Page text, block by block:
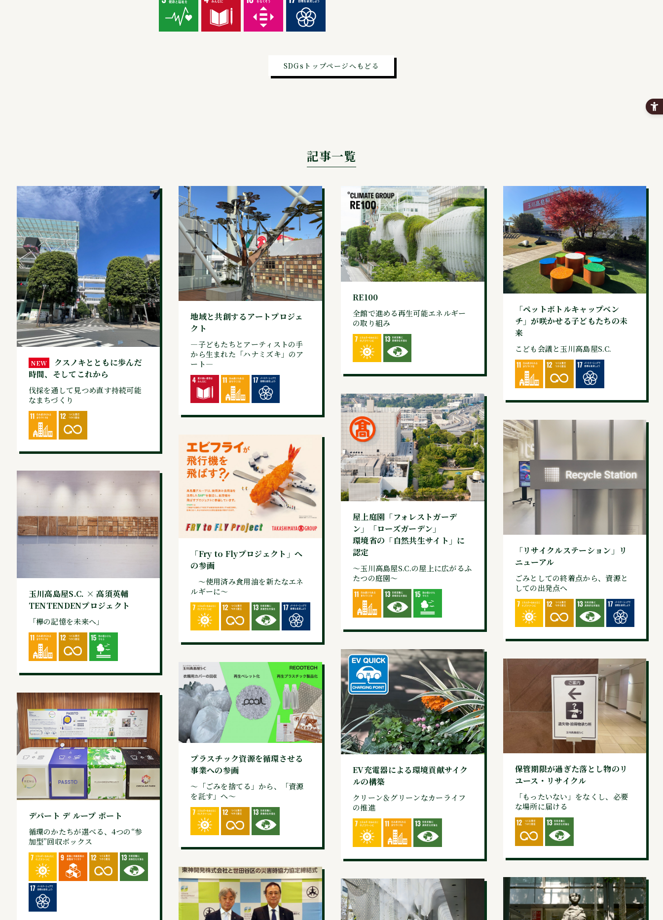
SDGsトップページへもどる
記事一覧
NEW
クスノキとともに歩んだ
時間、そしてこれから
伐採を通して見つめ直す持続可能
なまちづくり
地域と共創するアートプロジェ
クト
—子どもたちとアーティストの手
から生まれた「ハナミズキ」のア
ート—
RE100
全館で進める再生可能エネルギー
の取り組み
「ペットボトルキャップベン
チ」が咲かせる子どもたちの未
来
こども会議と玉川高島屋S.C.
玉川高島屋S.C. × 高須英輔
TENTENDENプロジェクト
「欅の記憶を未来へ」
「Fry to Flyプロジェクト」へ
の参画
～使用済み食用油を新たなエネ
ルギーに～
屋上庭園「フォレストガーデ
ン」「ローズガーデン」
環境省の「自然共生サイト」に
認定
～玉川高島屋S.C.の屋上に広がるふ
たつの庭園～
「リサイクルステーション」リ
ニューアル
ごみとしての終着点から、資源と
しての出発点へ
デパート デ ループ ポート
循環のかたちが選べる、4つの“参
加型”回収ボックス
プラスチック資源を循環させる
事業への参画
～「ごみを捨てる」から、「資源
を託す」へ～
EV充電器による環境貢献サイク
ルの構築
クリーン＆グリーンなカーライフ
の推進
保管期限が過ぎた落とし物のリ
ユース・リサイクル
「もったいない」をなくし、必要
な場所に届ける